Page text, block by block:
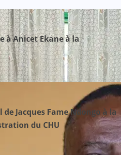
à Anicet Ekane à la
Jacques Fame Ndongo à la
du CHU